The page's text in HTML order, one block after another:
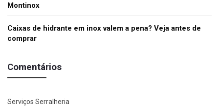
Montinox
Caixas de hidrante em inox valem a pena? Veja antes de
comprar
Comentários
Serviços Serralheria